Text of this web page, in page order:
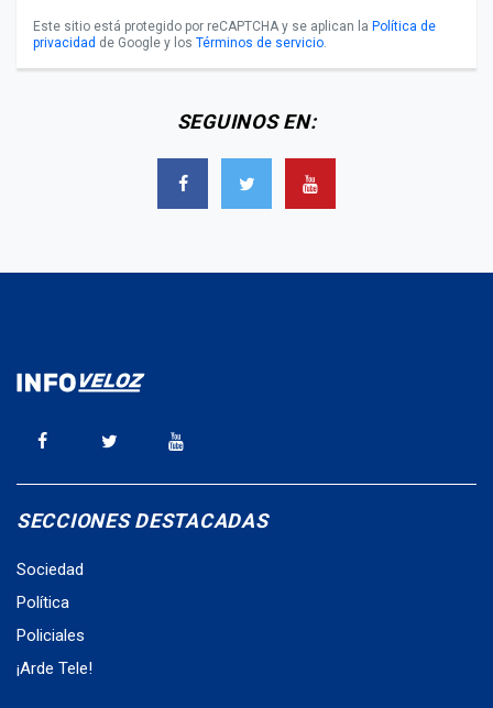
Este sitio está protegido por reCAPTCHA y se aplican la Política de
privacidad de Google y los Términos de servicio.
SEGUINOS EN:
SECCIONES DESTACADAS
Sociedad
Política
Policiales
¡Arde Tele!